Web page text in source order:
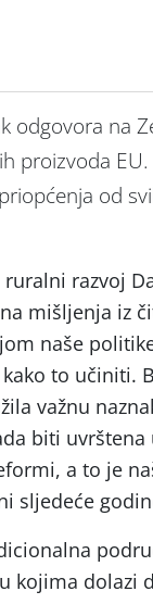
odgovora na
proizvoda EU.
od
razvoj
mišljenja iz
naše
to učiniti.
važnu
biti uvrštena
a to je
sljedeće
kojima dolazi